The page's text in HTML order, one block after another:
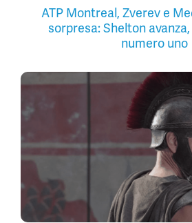
ATP Montreal, Zverev e
sorpresa: Shelton
numero uno